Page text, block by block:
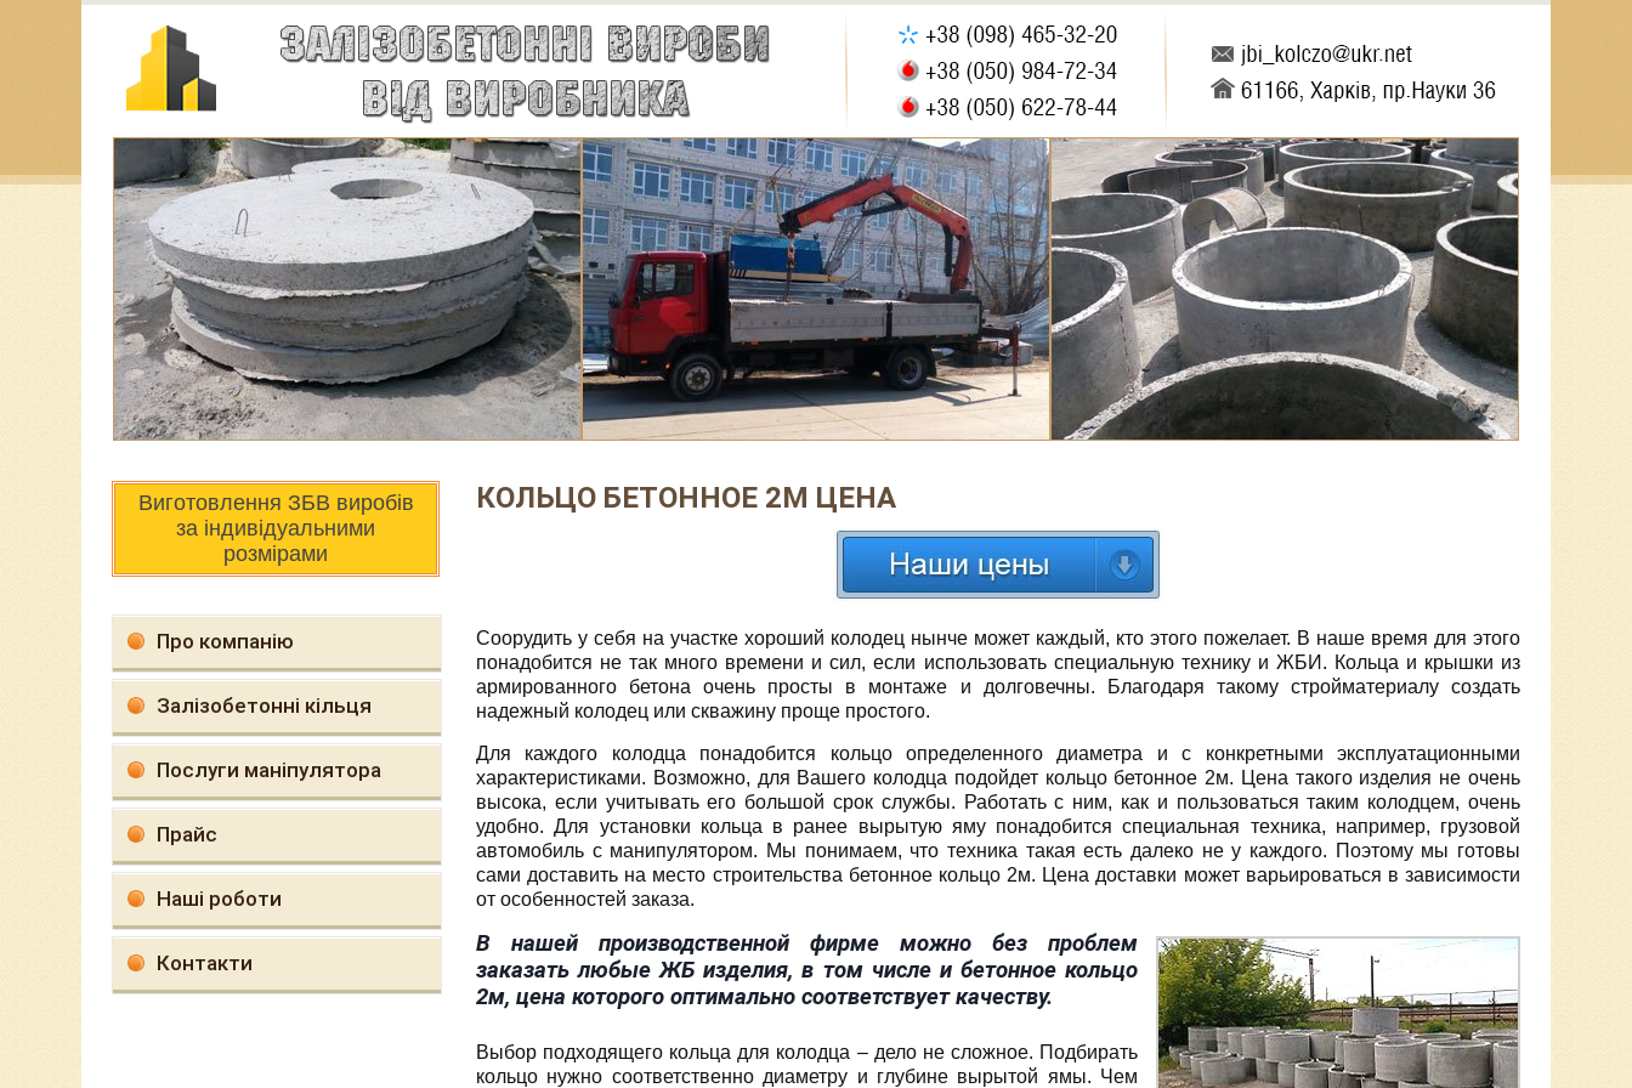
Виготовлення ЗБВ виробів
за індивідуальними
розмірами
Про компанію
Залізобетонні кільця
Послуги маніпулятора
Прайс
Наші роботи
Контакти
КОЛЬЦО БЕТОННОЕ 2М ЦЕНА
Соорудить у себя на участке хороший колодец нынче может каждый, кто этого пожелает. В наше время для этого
понадобится не так много времени и сил, если использовать специальную технику и ЖБИ. Кольца и крышки из
армированного бетона очень просты в монтаже и долговечны. Благодаря такому стройматериалу создать
надежный колодец или скважину проще простого.
Для каждого колодца понадобится кольцо определенного диаметра и с конкретными эксплуатационными
характеристиками. Возможно, для Вашего колодца подойдет кольцо бетонное 2м. Цена такого изделия не очень
высока, если учитывать его большой срок службы. Работать с ним, как и пользоваться таким колодцем, очень
удобно. Для установки кольца в ранее вырытую яму понадобится специальная техника, например, грузовой
автомобиль с манипулятором. Мы понимаем, что техника такая есть далеко не у каждого. Поэтому мы готовы
сами доставить на место строительства бетонное кольцо 2м. Цена доставки может варьироваться в зависимости
от особенностей заказа.
В нашей производственной фирме можно без проблем
заказать любые ЖБ изделия, в том числе и бетонное кольцо
2м, цена которого оптимально соответствует качеству.
Выбор подходящего кольца для колодца – дело не сложное. Подбирать
кольцо нужно соответственно диаметру и глубине вырытой ямы. Чем